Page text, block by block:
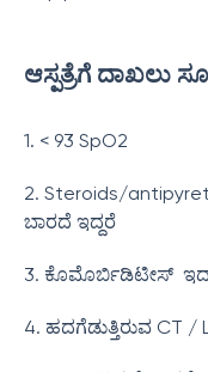
ಆಸ್ಪತ್ರೆಗೆ ದಾಖಲು
1. < 93 SpO2
2. Steroids/
ಬಾರದೆ ಇದ್ದರೆ
3. ಕೊಮೊರ್ಬಿಡಿಟೀಸ್
4. ಹದಗೆಡುತ್ತಿರುವ CT /